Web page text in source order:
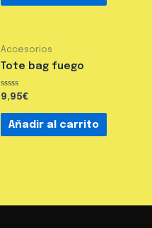
Accesorios
Tote bag fuego
Valorado
en
0
de
9,95€
Añadir al carrito